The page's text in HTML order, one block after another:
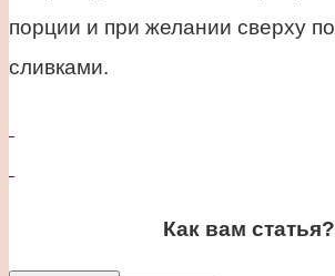
порции и при желании сверху
сливками.
Как вам статья?